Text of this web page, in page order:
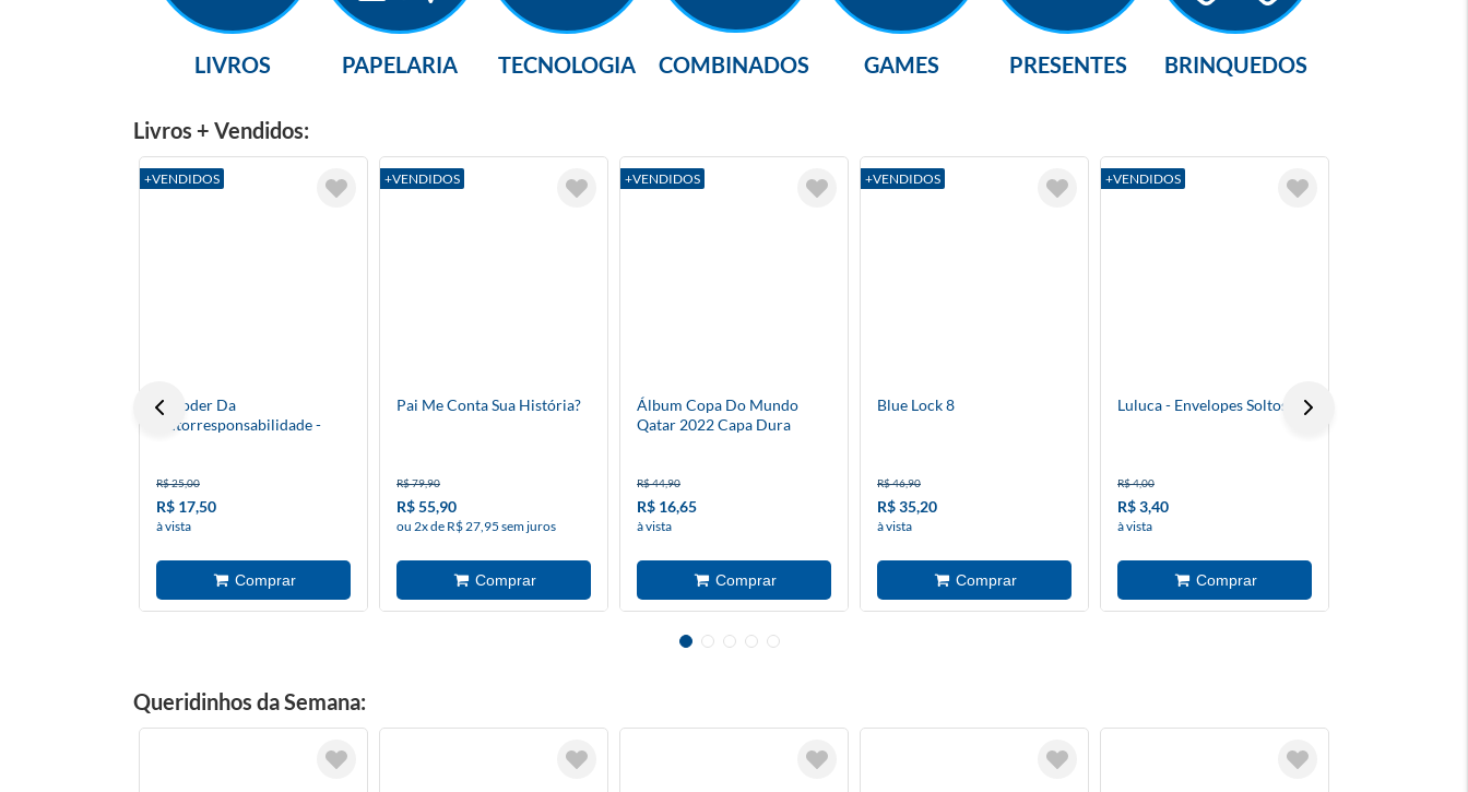
LIVROS PAPELARIA TECNOLOGIA COMBINADOS GAMES PRESENTES BRINQUEDOS
Livros + Vendidos:
+VENDIDOS
O Poder Da
Autorresponsabilidade -
R$ 25,00
R$ 17,50
à vista
+VENDIDOS
Pai Me Conta Sua História?
R$ 79,90
R$ 55,90
ou 2x de R$ 27,95 sem juros
+VENDIDOS
Álbum Copa Do Mundo
Qatar 2022 Capa Dura
R$ 44,90
R$ 16,65
à vista
+VENDIDOS
Blue Lock 8
R$ 46,90
R$ 35,20
à vista
+VENDIDOS
Luluca - Envelopes Soltos
R$ 4,00
R$ 3,40
à vista
Queridinhos da Semana: